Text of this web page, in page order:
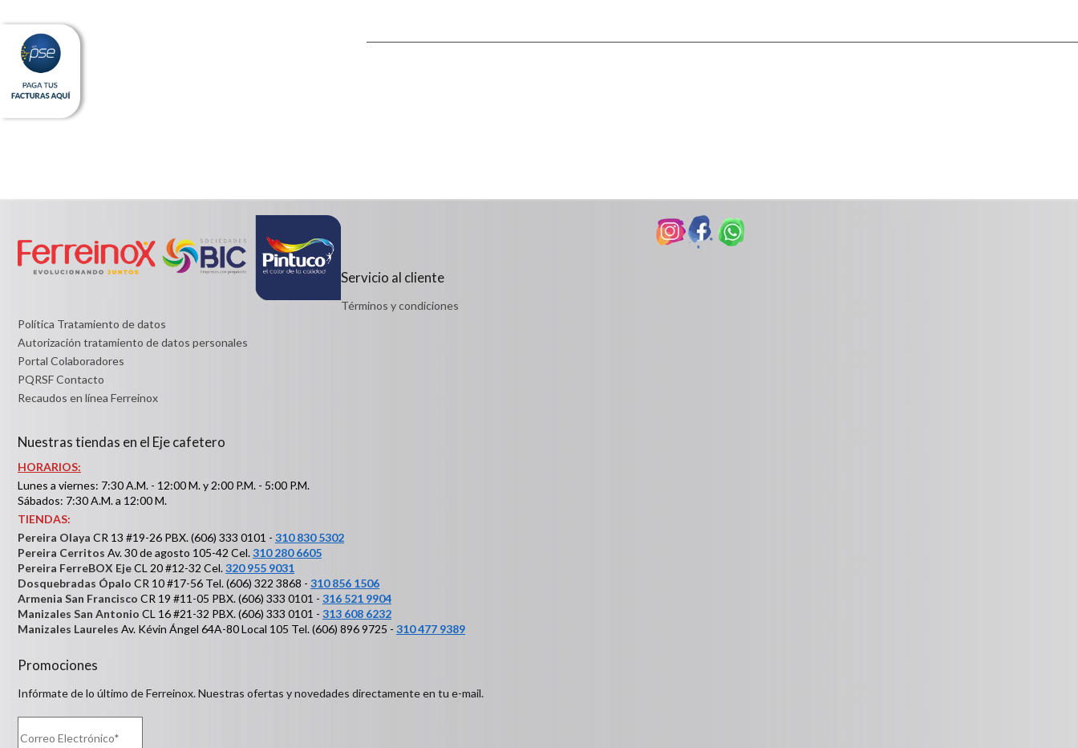
Servicio al cliente
Términos y condiciones
Política Tratamiento de datos
Autorización tratamiento de datos personales
Portal Colaboradores
PQRSF Contacto
Recaudos en línea Ferreinox
Nuestras tiendas en el Eje cafetero
HORARIOS:
Lunes a viernes: 7:30 A.M. - 12:00 M. y 2:00 P.M. - 5:00 P.M.
Sábados: 7:30 A.M. a 12:00 M.
TIENDAS:
Pereira Olaya CR 13 #19-26 PBX. (606) 333 0101 - 310 830 5302
Pereira Cerritos Av. 30 de agosto 105-42 Cel.310 280 6605
Pereira FerreBOX EjeCL 20 #12-32 Cel.320 955 9031
Dosquebradas Ópalo CR 10 #17-56 Tel. (606) 322 3868 - 310 856 1506
Armenia San Francisco CR 19 #11-05 PBX. (606) 333 0101 - 316 521 9904
Manizales San Antonio CL 16 #21-32 PBX. (606) 333 0101 - 313 608 6232
Manizales Laureles Av. Kévin Ángel 64A-80 Local 105 Tel. (606) 896 9725 - 310 477 9389
Promociones
Infórmate de lo último de Ferreinox. Nuestras ofertas y novedades directamente en tu e-mail.